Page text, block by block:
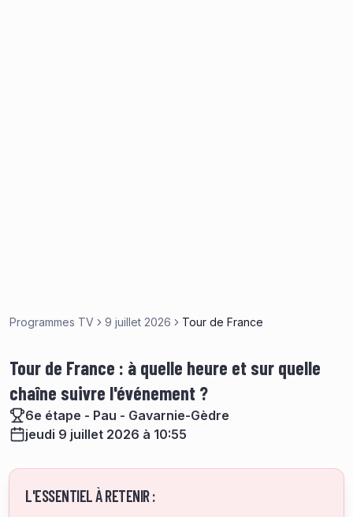
Programmes TV 9 juillet 2026 Tour de France
Tour de France : à quelle heure et sur quelle
chaîne suivre l'événement ?
6e étape - Pau - Gavarnie-Gèdre
jeudi 9 juillet 2026 à 10:55
L'ESSENTIEL À RETENIR :